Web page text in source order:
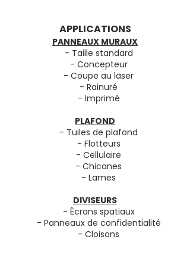
APPLICATIONS
PANNEAUX MURAUX
- Taille standard
- Concepteur
- Coupe au laser
- Rainuré
- Imprimé
PLAFOND
- Tuiles de plafond
- Flotteurs
- Cellulaire
- Chicanes
- Lames
DIVISEURS
- Écrans spatiaux
- Panneaux de confidentialité
- Cloisons